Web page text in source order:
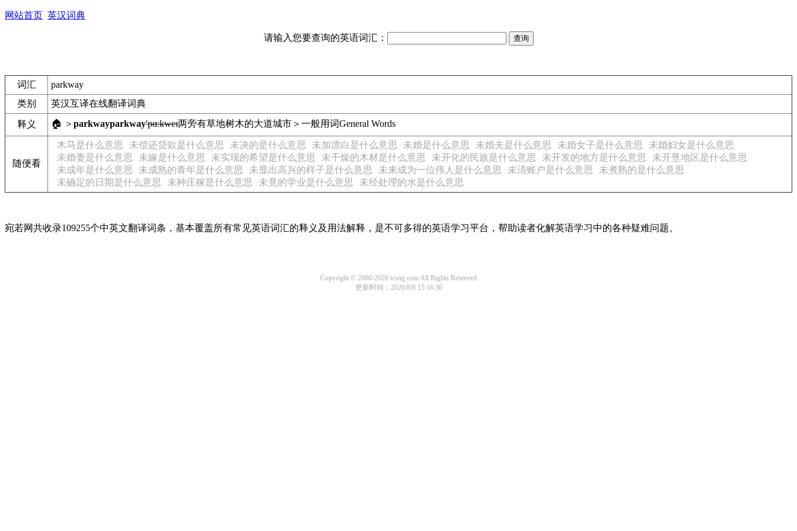
网站首页 英汉词典
请输入您要查询的英语词汇：
词汇
parkway
类别
英汉互译在线翻译词典
释义 🏠 ＞ parkwayparkway'pɑːkweɪ两旁有草地树木的大道城市＞一般用词General Words
随便看
木马是什么意思 未偿还贷款是什么意思 未决的是什么意思 未加漂白是什么意思 未婚是什么意思 未婚夫是什么意思 未婚女子是什么意思
未婚妇女是什么意思
未婚妻是什么意思
未嫁是什么意思 未实现的希望是什么意思 未干燥的木材是什么意思 未开化的民族是什么意思 未开发的地方是什么意思
未开垦地区是什么意思
未成年是什么意思
未成熟的青年是什么意思 未显出高兴的样子是什么意思 未来成为一位伟人是什么意思 未清账户是什么意思
未煮熟的是什么意思
未确定的日期是什么意思
未种庄稼是什么意思 未竟的学业是什么意思 未经处理的水是什么意思
宛若网共收录109255个中英文翻译词条，基本覆盖所有常见英语词汇的释义及用法解释，是不可多得的英语学习平台，帮助读者化解英语学习中的各种疑难问题。
Copyright © 2000-2026 icsng.com All Rights Reserved
更新时间：2026/8/6 15:16:36